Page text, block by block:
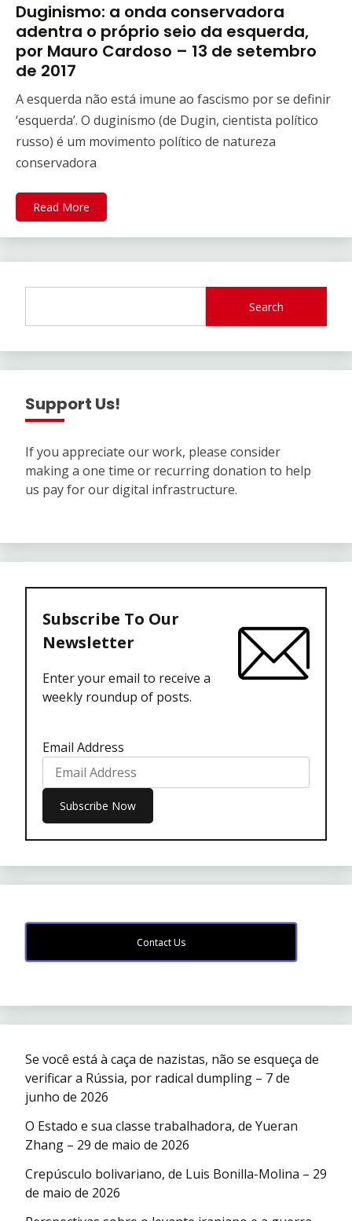
Duginismo: a onda conservadora
adentra o próprio seio da esquerda,
por Mauro Cardoso – 13 de setembro
de 2017
A esquerda não está imune ao fascismo por se definir
‘esquerda’. O duginismo (de Dugin, cientista político
russo) é um movimento político de natureza
conservadora
Read More
Search
Support Us!
If you appreciate our work, please consider
making a one time or recurring donation to help
us pay for our digital infrastructure.
Subscribe To Our
Newsletter
Enter your email to receive a
weekly roundup of posts.
Email Address
Contact Us
Se você está à caça de nazistas, não se esqueça de
verificar a Rússia, por radical dumpling – 7 de
junho de 2026
O Estado e sua classe trabalhadora, de Yueran
Zhang – 29 de maio de 2026
Crepúsculo bolivariano, de Luis Bonilla-Molina – 29
de maio de 2026